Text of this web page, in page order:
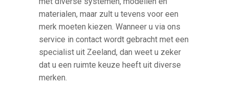
materialen, maar zult u tevens voor een
merk moeten kiezen. Wanneer u via ons
service in contact wordt gebracht met een
specialist uit Zeeland, dan weet u zeker
dat u een ruimte keuze heeft uit diverse
merken.